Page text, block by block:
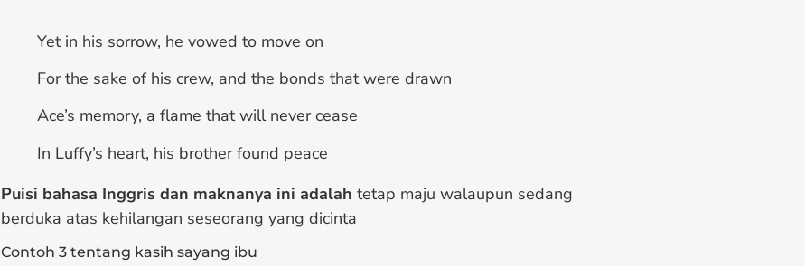
Yet in his sorrow, he vowed to move on
For the sake of his crew, and the bonds that were drawn
Ace’s memory, a flame that will never cease
In Luffy’s heart, his brother found peace
Puisi bahasa Inggris dan maknanya ini adalah tetap maju walaupun sedang
berduka atas kehilangan seseorang yang dicinta
Contoh 3 tentang kasih sayang ibu